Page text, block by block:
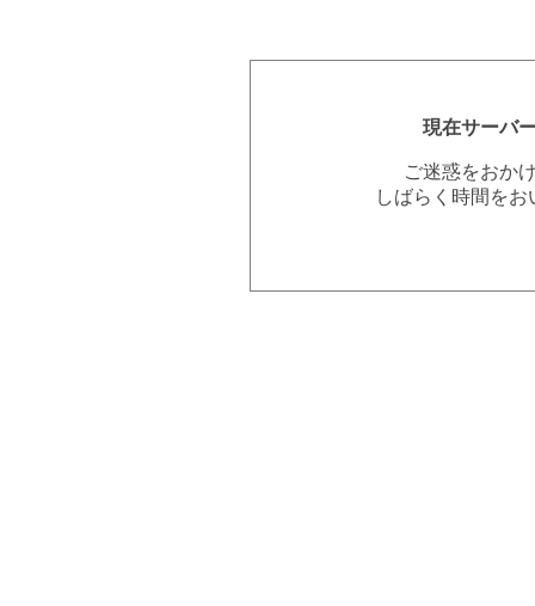
現在サーバ
ご迷惑をおか
しばらく時間を